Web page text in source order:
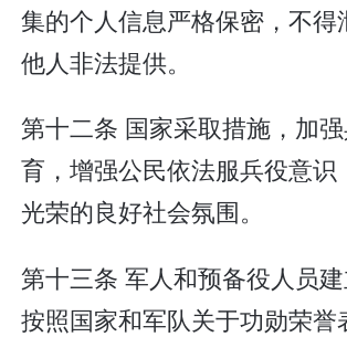
集的个人信息严格保密，不得
他人非法提供。
第十二条 国家采取措施，加
育，增强公民依法服兵役意识
光荣的良好社会氛围。
第十三条 军人和预备役人员建
按照国家和军队关于功勋荣誉